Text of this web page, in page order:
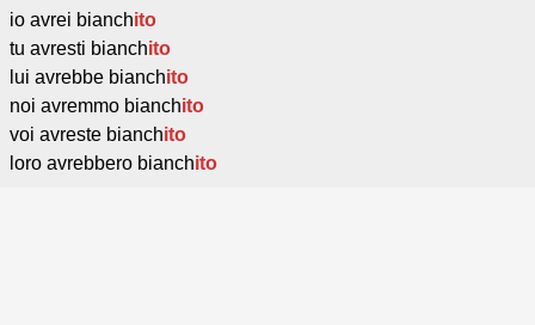
io avrei bianchito
tu avresti bianchito
lui avrebbe bianchito
noi avremmo bianchito
voi avreste bianchito
loro avrebbero bianchito